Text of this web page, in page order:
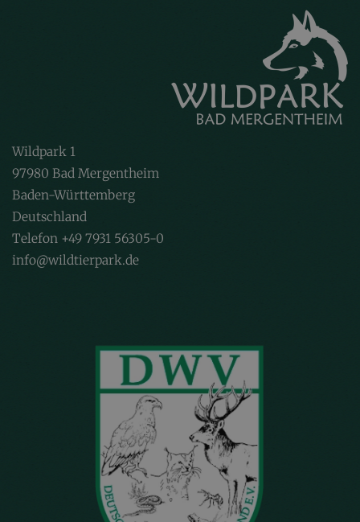
Wildpark 1
97980 Bad Mergentheim
Baden-Württemberg
Deutschland
Telefon +49 7931 56305-0
info@wildtierpark.de